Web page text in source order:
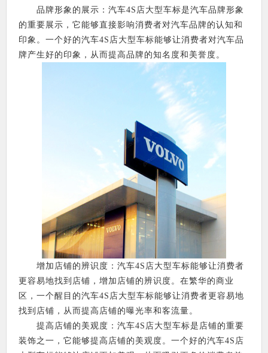
品牌形象的展示：汽车4S店大型车标是汽车品牌形象
的重要展示，它能够直接影响消费者对汽车品牌的认知和
印象。一个好的汽车4S店大型车标能够让消费者对汽车品
牌产生好的印象，从而提高品牌的知名度和美誉度。
增加店铺的辨识度：汽车4S店大型车标能够让消费者
更容易地找到店铺，增加店铺的辨识度。在繁华的商业
区，一个醒目的汽车4S店大型车标能够让消费者更容易地
找到店铺，从而提高店铺的曝光率和客流量。
提高店铺的美观度：汽车4S店大型车标是店铺的重要
装饰之一，它能够提高店铺的美观度。一个好的汽车4S店